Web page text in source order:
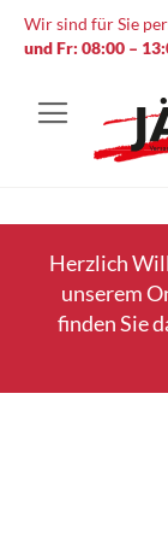
Wir sind für Sie
und Fr: 08:00 –
Herzlich
unserem
finden Sie